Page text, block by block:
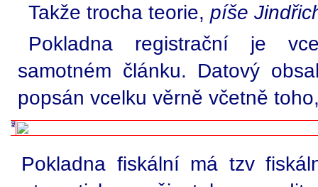
Takže trocha teorie, píše
Pokladna registrační je
samotném článku. Datový
popsán vcelku věrně včetně
Pokladna fiskální má tzv